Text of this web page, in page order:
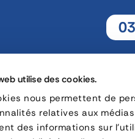
utilise des cookies.
nous permettent de
relatives aux
des informations sur
16,